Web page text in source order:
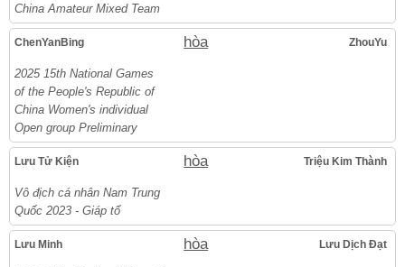
China Amateur Mixed Team
ChenYanBing hòa ZhouYu
2025 15th National Games
of the People's Republic of
China Women's individual
Open group Preliminary
Lưu Tử Kiện hòa Triệu Kim Thành
Vô địch cá nhân Nam Trung
Quốc 2023 - Giáp tổ
Lưu Minh hòa Lưu Dịch Đạt